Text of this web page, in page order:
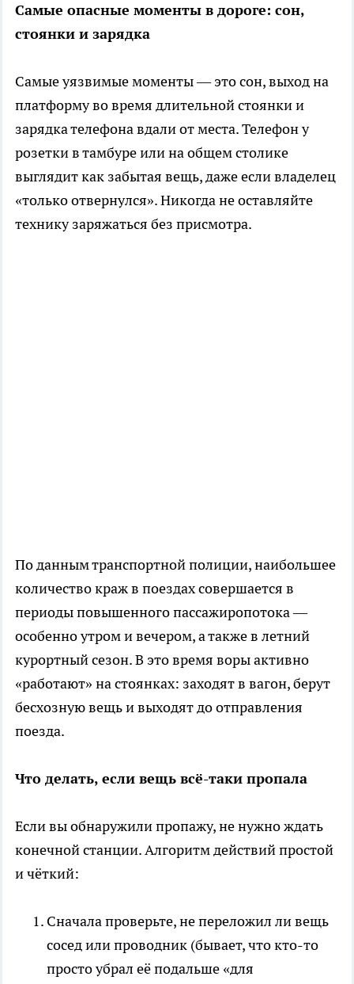
Самые опасные моменты в дороге: сон,
стоянки и зарядка
Самые уязвимые моменты — это сон, выход на
платформу во время длительной стоянки и
зарядка телефона вдали от места. Телефон у
розетки в тамбуре или на общем столике
выглядит как забытая вещь, даже если владелец
«только отвернулся». Никогда не оставляйте
технику заряжаться без присмотра.
По данным транспортной полиции, наибольшее
количество краж в поездах совершается в
периоды повышенного пассажиропотока —
особенно утром и вечером, а также в летний
курортный сезон. В это время воры активно
«работают» на стоянках: заходят в вагон, берут
бесхозную вещь и выходят до отправления
поезда.
Что делать, если вещь всё-таки пропала
Если вы обнаружили пропажу, не нужно ждать
конечной станции. Алгоритм действий простой
и чёткий:
Сначала проверьте, не переложил ли вещь
сосед или проводник (бывает, что кто-то
просто убрал её подальше «для